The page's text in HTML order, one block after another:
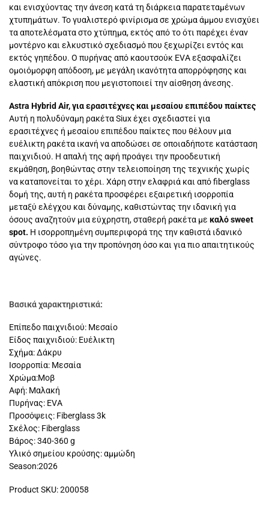
και ενισχύοντας την άνεση κατά τη διάρκεια παρατεταμένων
χτυπημάτων. Το γυαλιστερό φινίρισμα σε χρώμα άμμου ενισχύει
τα αποτελέσματα στο χτύπημα, εκτός από το ότι παρέχει έναν
μοντέρνο και ελκυστικό σχεδιασμό που ξεχωρίζει εντός και
εκτός γηπέδου. Ο πυρήνας από καουτσούκ EVA εξασφαλίζει
ομοιόμορφη απόδοση, με μεγάλη ικανότητα απορρόφησης και
ελαστική απόκριση που μεγιστοποιεί την αίσθηση άνεσης.
Astra Hybrid Air, για ερασιτέχνες και μεσαίου επιπέδου παίκτες
Αυτή η πολυδύναμη ρακέτα Siux έχει σχεδιαστεί για
ερασιτέχνες ή μεσαίου επιπέδου παίκτες που θέλουν μια
ευέλικτη ρακέτα ικανή να αποδώσει σε οποιαδήποτε κατάσταση
παιχνιδιού. Η απαλή της αφή προάγει την προοδευτική
εκμάθηση, βοηθώντας στην τελειοποίηση της τεχνικής χωρίς
να καταπονείται το χέρι. Χάρη στην ελαφριά και από fiberglass
δομή της, αυτή η ρακέτα προσφέρει εξαιρετική ισορροπία
μεταξύ ελέγχου και δύναμης, καθιστώντας την ιδανική για
όσους αναζητούν μια εύχρηστη, σταθερή ρακέτα με καλό sweet
spot. Η ισορροπημένη συμπεριφορά της την καθιστά ιδανικό
σύντροφο τόσο για την προπόνηση όσο και για πιο απαιτητικούς
αγώνες.
Βασικά χαρακτηριστικά:
Επίπεδο παιχνιδιού: Μεσαίο
Είδος παιχνιδιού: Ευέλικτη
Σχήμα: Δάκρυ
Ισορροπία: Μεσαία
Χρώμα:Μοβ
Αφή: Μαλακή
Πυρήνας: EVA
Προσόψεις: Fiberglass 3k
Σκέλος: Fiberglass
Βάρος: 340-360 g
Υλικό σημείου κρούσης: αμμώδη
Season:2026
Product SKU: 200058